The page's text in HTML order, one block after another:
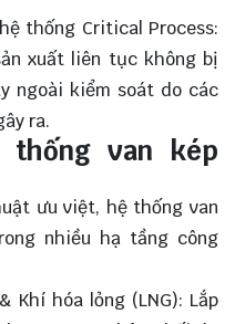
thống Critical Process:
xuất liên tục không bị
ngoài kiểm soát do các
ra.
thống van kép
ưu việt, hệ thống van
nhiều hạ tầng công
Khí hóa lỏng (LNG): Lắp